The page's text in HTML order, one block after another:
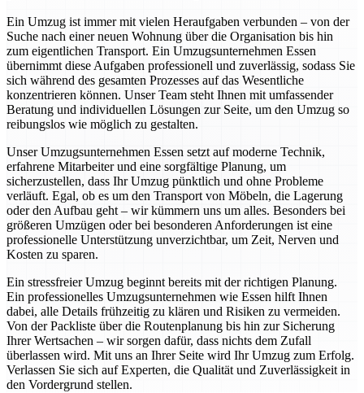
Ein Umzug ist immer mit vielen Heraufgaben verbunden – von der
Suche nach einer neuen Wohnung über die Organisation bis hin
zum eigentlichen Transport. Ein Umzugsunternehmen Essen
übernimmt diese Aufgaben professionell und zuverlässig, sodass Sie
sich während des gesamten Prozesses auf das Wesentliche
konzentrieren können. Unser Team steht Ihnen mit umfassender
Beratung und individuellen Lösungen zur Seite, um den Umzug so
reibungslos wie möglich zu gestalten.
Unser Umzugsunternehmen Essen setzt auf moderne Technik,
erfahrene Mitarbeiter und eine sorgfältige Planung, um
sicherzustellen, dass Ihr Umzug pünktlich und ohne Probleme
verläuft. Egal, ob es um den Transport von Möbeln, die Lagerung
oder den Aufbau geht – wir kümmern uns um alles. Besonders bei
größeren Umzügen oder bei besonderen Anforderungen ist eine
professionelle Unterstützung unverzichtbar, um Zeit, Nerven und
Kosten zu sparen.
Ein stressfreier Umzug beginnt bereits mit der richtigen Planung.
Ein professionelles Umzugsunternehmen wie Essen hilft Ihnen
dabei, alle Details frühzeitig zu klären und Risiken zu vermeiden.
Von der Packliste über die Routenplanung bis hin zur Sicherung
Ihrer Wertsachen – wir sorgen dafür, dass nichts dem Zufall
überlassen wird. Mit uns an Ihrer Seite wird Ihr Umzug zum Erfolg.
Verlassen Sie sich auf Experten, die Qualität und Zuverlässigkeit in
den Vordergrund stellen.